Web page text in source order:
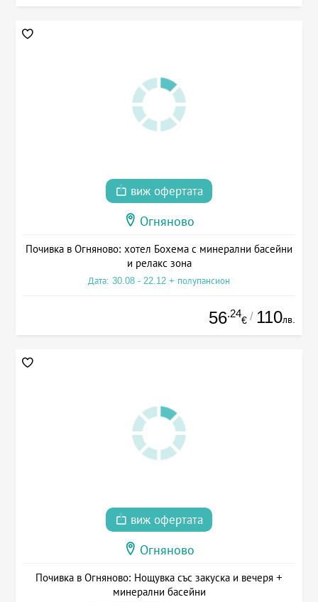
виж офертата
Огняново
Почивка в Огняново: хотел Бохема с минерални басейни
и релакс зона
Дата: 30.08 - 22.12 + полупансион
56.24
€ / 110лв.
виж офертата
Огняново
Почивка в Огняново: Нощувка със закуска и вечеря +
минерални басейни